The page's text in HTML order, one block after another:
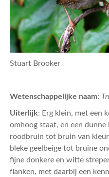
Stuart Brooker
Wetenschappelijke naam:
Uiterlijk: Erg klein, met een
omhoog staat, en een dunne
roodbruin tot bruin van
bleke geelbeige tot bruine
fijne donkere en witte
flanken, met daarbij een